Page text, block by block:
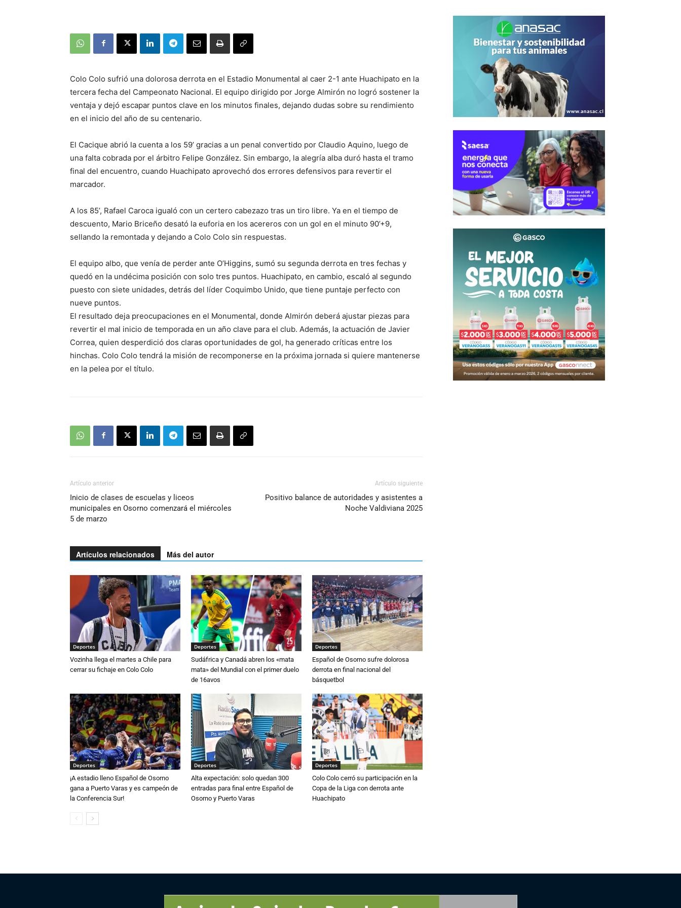
Colo Colo sufrió una dolorosa derrota en el Estadio Monumental al caer 2-1 ante Huachipato en la
tercera fecha del Campeonato Nacional. El equipo dirigido por Jorge Almirón no logró sostener la
ventaja y dejó escapar puntos clave en los minutos finales, dejando dudas sobre su rendimiento
en el inicio del año de su centenario.
El Cacique abrió la cuenta a los 59’ gracias a un penal convertido por Claudio Aquino, luego de
una falta cobrada por el árbitro Felipe González. Sin embargo, la alegría alba duró hasta el tramo
final del encuentro, cuando Huachipato aprovechó dos errores defensivos para revertir el
marcador.
A los 85’, Rafael Caroca igualó con un certero cabezazo tras un tiro libre. Ya en el tiempo de
descuento, Mario Briceño desató la euforia en los acereros con un gol en el minuto 90’+9,
sellando la remontada y dejando a Colo Colo sin respuestas.
El equipo albo, que venía de perder ante O’Higgins, sumó su segunda derrota en tres fechas y
quedó en la undécima posición con solo tres puntos. Huachipato, en cambio, escaló al segundo
puesto con siete unidades, detrás del líder Coquimbo Unido, que tiene puntaje perfecto con
nueve puntos.
El resultado deja preocupaciones en el Monumental, donde Almirón deberá ajustar piezas para
revertir el mal inicio de temporada en un año clave para el club. Además, la actuación de Javier
Correa, quien desperdició dos claras oportunidades de gol, ha generado críticas entre los
hinchas. Colo Colo tendrá la misión de recomponerse en la próxima jornada si quiere mantenerse
en la pelea por el título.
Artículo anterior
Inicio de clases de escuelas y liceos
municipales en Osorno comenzará el miércoles
5 de marzo
Artículo siguiente
Positivo balance de autoridades y asistentes a
Noche Valdiviana 2025
Artículos relacionados Más del autor
Deportes
Vozinha llega el martes a Chile para
cerrar su fichaje en Colo Colo
Deportes
Sudáfrica y Canadá abren los «mata
mata» del Mundial con el primer duelo
de 16avos
Deportes
Español de Osorno sufre dolorosa
derrota en final nacional del
básquetbol
Deportes
¡A estadio lleno Español de Osorno
gana a Puerto Varas y es campeón de
la Conferencia Sur!
Deportes
Alta expectación: solo quedan 300
entradas para final entre Español de
Osorno y Puerto Varas
Deportes
Colo Colo cerró su participación en la
Copa de la Liga con derrota ante
Huachipato